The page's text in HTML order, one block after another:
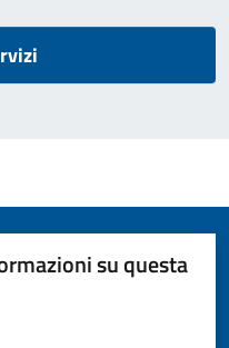
su questa